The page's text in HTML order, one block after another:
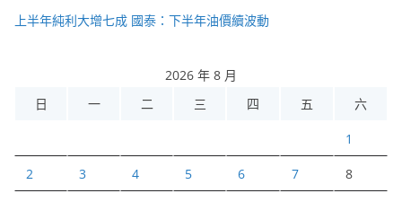
上半年純利大增七成 國泰：下半年油價續波動
2026 年 8 月
日
一 二 三 四 五 六
1
2 3 4 5 6 7 8